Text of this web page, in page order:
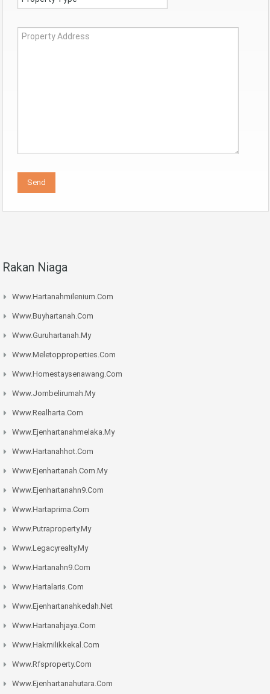
Rakan Niaga
Www.hartanahmilenium.com
Www.buyhartanah.com
Www.guruhartanah.my
Www.meletopproperties.com
Www.homestaysenawang.com
Www.jombelirumah.my
Www.realharta.com
Www.ejenhartanahmelaka.my
Www.hartanahhot.com
Www.ejenhartanah.com.my
Www.ejenhartanahn9.com
Www.hartaprima.com
Www.putraproperty.my
Www.legacyrealty.my
Www.hartanahn9.com
Www.hartalaris.com
Www.ejenhartanahkedah.net
Www.hartanahjaya.com
Www.hakmilikkekal.com
Www.rfsproperty.com
Www.ejenhartanahutara.com